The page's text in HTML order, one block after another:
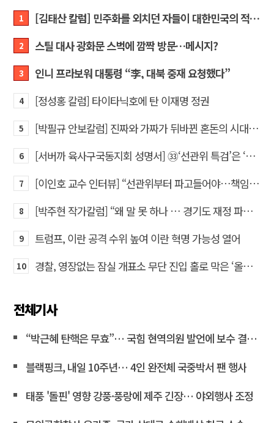
1 [김태산 칼럼] 민주화를 외치던 자들이 대한민국의 적이고 간첩이었다
2 스틸 대사 광화문 스벅에 깜짝 방문…메시지?
3 인니 프라보워 대통령 “李, 대북 중재 요청했다”
4 [정성홍 칼럼] 타이타닉호에 탄 이재명 정권
5 [박필규 안보칼럼] 진짜와 가짜가 뒤바뀐 혼돈의 시대, 안보 파탄은 막아야
6 [서버까 육사구국동지회 성명서] ㉝‘선관위 특검’은 ‘부정선거 특검’으로 명명하고 박주현 변호사를 ‘특검’으로 임명하라!
7 [이인호 교수 인터뷰] “선관위부터 파고들어야…책임자 직접 고발하라”
8 [박주현 작가칼럼] “왜 말 못 하나 … 경기도 재정 파탄의 진짜 원인을”
9 트럼프, 이란 공격 수위 높여 이란 혁명 가능성 열어
10 경찰, 영장없는 잠실 개표소 무단 진입 홀로 막은 ‘올다르크’ 불구속 송치
전체기사
“박근혜 탄핵은 무효”… 국힘 현역의원 발언에 보수 결집 목소리 고조
블랙핑크, 내일 10주년… 4인 완전체 국중박서 팬 행사
태풍 '돌핀' 영향 강풍·풍랑에 제주 긴장… 야외행사 조정